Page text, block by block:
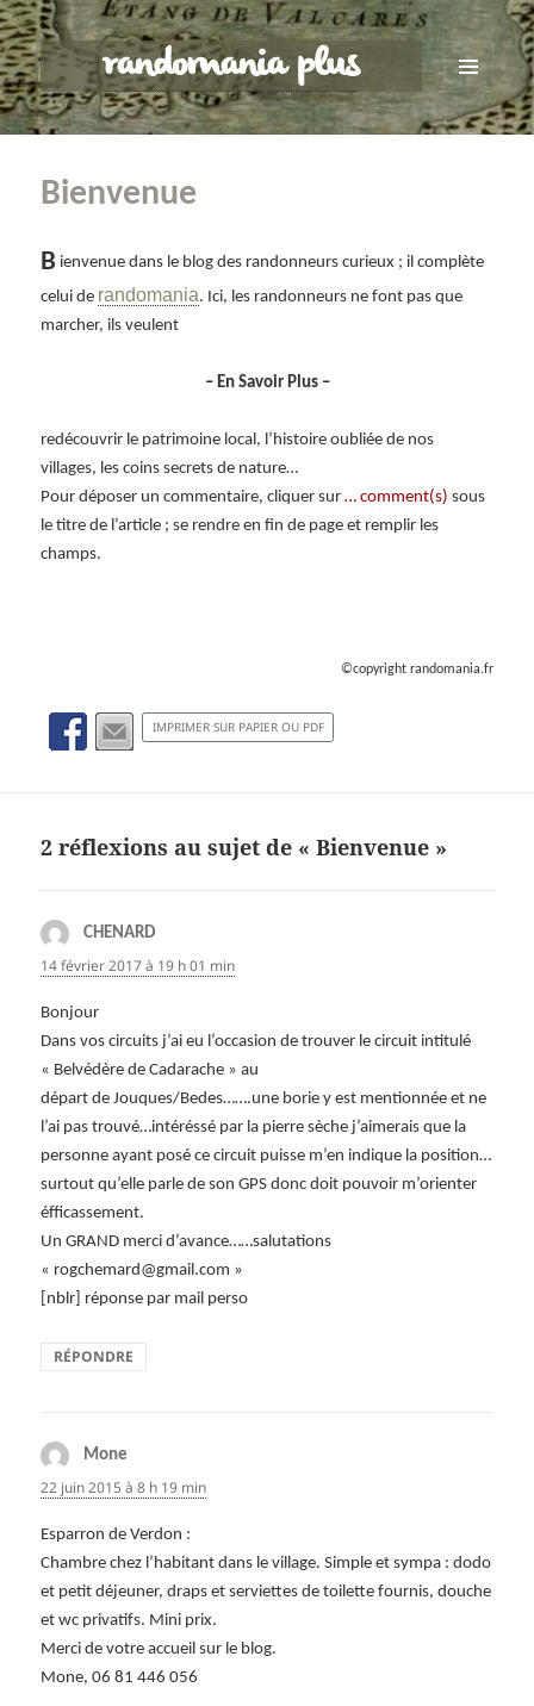
randomania plus
MENU
ET
WIDGETS
Bienvenue
B ienvenue dans le blog des randonneurs curieux ; il complète
celui de randomania. Ici, les randonneurs ne font pas que
marcher, ils veulent
– En Savoir Plus –
redécouvrir le patrimoine local, l’histoire oubliée de nos
villages, les coins secrets de nature…
Pour déposer un commentaire, cliquer sur… comment(s) sous
le titre de l’article ; se rendre en fin de page et remplir les
champs.
©copyright randomania.fr
IMPRIMER SUR PAPIER OU PDF
2 réflexions au sujet de « Bienvenue »
CHENARD
14 février 2017 à 19 h 01 min
Bonjour
Dans vos circuits j’ai eu l’occasion de trouver le circuit intitulé
« Belvédère de Cadarache » au
départ de Jouques/Bedes…….une borie y est mentionnée et ne
l’ai pas trouvé…intéréssé par la pierre sèche j’aimerais que la
personne ayant posé ce circuit puisse m’en indique la position…
surtout qu’elle parle de son GPS donc doit pouvoir m’orienter
éfficassement.
Un GRAND merci d’avance……salutations
« rogchemard@gmail.com »
[nblr] réponse par mail perso
RÉPONDRE
Mone
22 juin 2015 à 8 h 19 min
Esparron de Verdon :
Chambre chez l’habitant dans le village. Simple et sympa : dodo
et petit déjeuner, draps et serviettes de toilette fournis, douche
et wc privatifs. Mini prix.
Merci de votre accueil sur le blog.
Mone, 06 81 446 056